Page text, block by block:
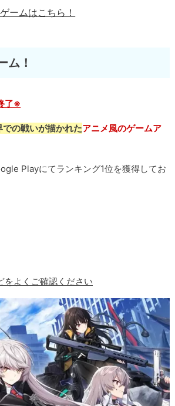
ームはこちら！
ム！
了※
の戦いが描かれたアニメ風のゲームア
Playにてランキング1位を獲得してお
をよくご確認ください